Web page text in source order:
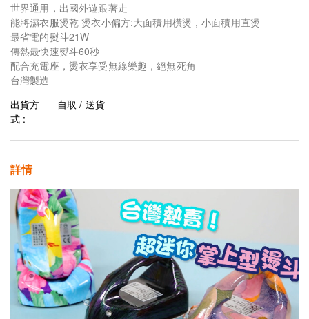
世界通用，出國外遊跟著走
能將濕衣服燙乾 燙衣小偏方:大面積用橫燙，小面積用直燙
最省電的熨斗21W
傳熱最快速熨斗60秒
配合充電座，燙衣享受無線樂趣，絕無死角
台灣製造
出貨方
式 :
自取 / 送貨
詳情